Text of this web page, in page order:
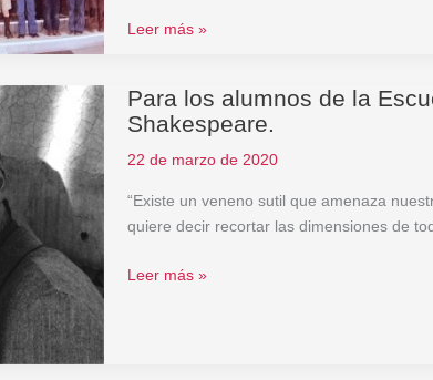
Leer más »
Para los alumnos de la
Shakespeare.
22 de marzo de 2020
“Existe un veneno sutil que amenaza
quiere decir recortar las dimensiones de
Para
los
la
Escuela
Actor,
Leer más »